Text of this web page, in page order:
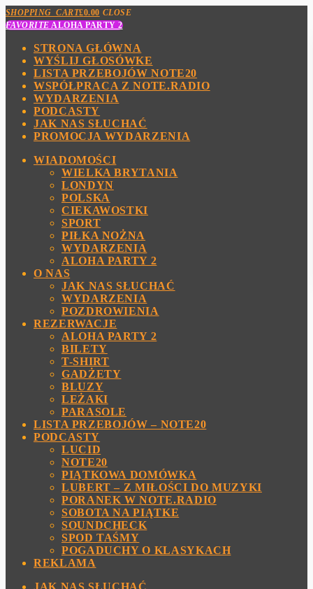
SHOPPING_CART£0.00 CLOSE
FAVORITE ALOHA PARTY 2
STRONA GŁÓWNA
WYŚLIJ GŁOSÓWKE
LISTA PRZEBOJÓW NOTE20
WSPÓŁPRACA Z NOTE.RADIO
WYDARZENIA
PODCASTY
JAK NAS SŁUCHAĆ
PROMOCJA WYDARZENIA
WIADOMOŚCI
WIELKA BRYTANIA
LONDYN
POLSKA
CIEKAWOSTKI
SPORT
PIŁKA NOŻNA
WYDARZENIA
ALOHA PARTY 2
O NAS
JAK NAS SŁUCHAĆ
WYDARZENIA
POZDROWIENIA
REZERWACJE
ALOHA PARTY 2
BILETY
T-SHIRT
GADŻETY
BLUZY
LEŻAKI
PARASOLE
LISTA PRZEBOJÓW – NOTE20
PODCASTY
LUCID
NOTE20
PIĄTKOWA DOMÓWKA
LUBERT – Z MIŁOŚCI DO MUZYKI
PORANEK W NOTE.RADIO
SOBOTA NA PIĄTKE
SOUNDCHECK
SPOD TAŚMY
POGADUCHY O KLASYKACH
REKLAMA
JAK NAS SŁUCHAĆ